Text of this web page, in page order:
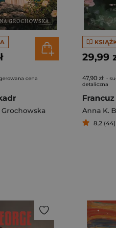
cena
29,99
47,90 zł -
detaliczna
Francuz
Anna K.
8,2 (44)